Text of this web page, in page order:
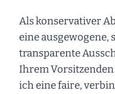
Als konservativer
eine
transparente
Ihrem
ich eine faire,